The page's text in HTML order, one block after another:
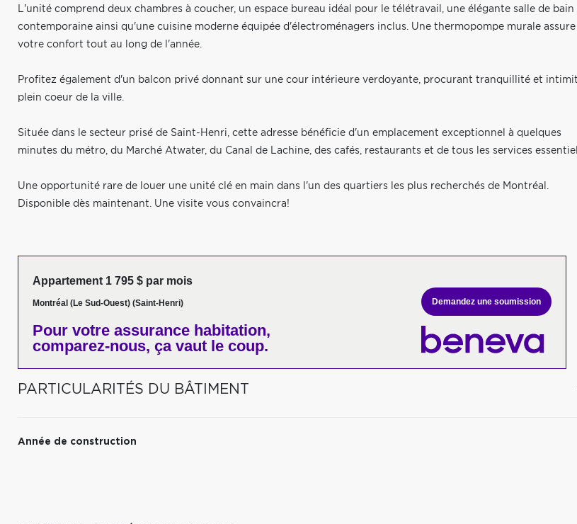
L'unité comprend deux chambres à coucher, un espace bureau idéal pour le télétravail, une élégante salle de bain
contemporaine ainsi qu'une cuisine moderne équipée d'électroménagers inclus. Une thermopompe murale assure
votre confort tout au long de l'année.
Profitez également d'un balcon privé donnant sur une cour intérieure verdoyante, procurant tranquillité et
plein coeur de la ville.
Située dans le secteur prisé de Saint-Henri, cette adresse bénéficie d'un emplacement exceptionnel à quelques
minutes du métro, du Marché Atwater, du Canal de Lachine, des cafés, restaurants et de tous les services
Une opportunité rare de louer une unité clé en main dans l'un des quartiers les plus recherchés de Montréal.
Disponible dès maintenant. Une visite vous convaincra!
Appartement 1 795 $ par mois
Montréal (Le Sud-Ouest) (Saint-Henri)
Pour votre assurance habitation,
comparez-nous, ça vaut le coup.
Demandez une soumission
PARTICULARITÉS DU BÂTIMENT
Année de construction